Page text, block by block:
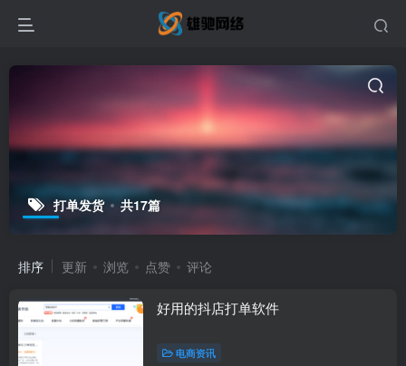
打单发货 共17篇
排序 更新 浏览 点赞 评论
好用的抖店打单软件
电商资讯